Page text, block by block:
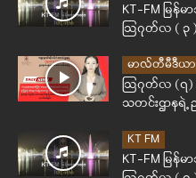
KT-FM မြန်
ဩဂုတ်လ ( ၃ )
မာလ်တီမီဒီယာ
ဩဂုတ်လ (၇)
သတင်းဌာနရဲ့
KT FM
KT-FM မြန်